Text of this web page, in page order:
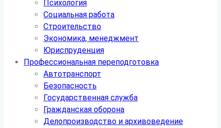
Психология
Социальная работа
Строительство
Экономика, менеджмент
Юриспруденция
Профессиональная переподготовка
Автотранспорт
Безопасность
Государственная служба
Гражданская оборона
Делопроизводство и архивоведение